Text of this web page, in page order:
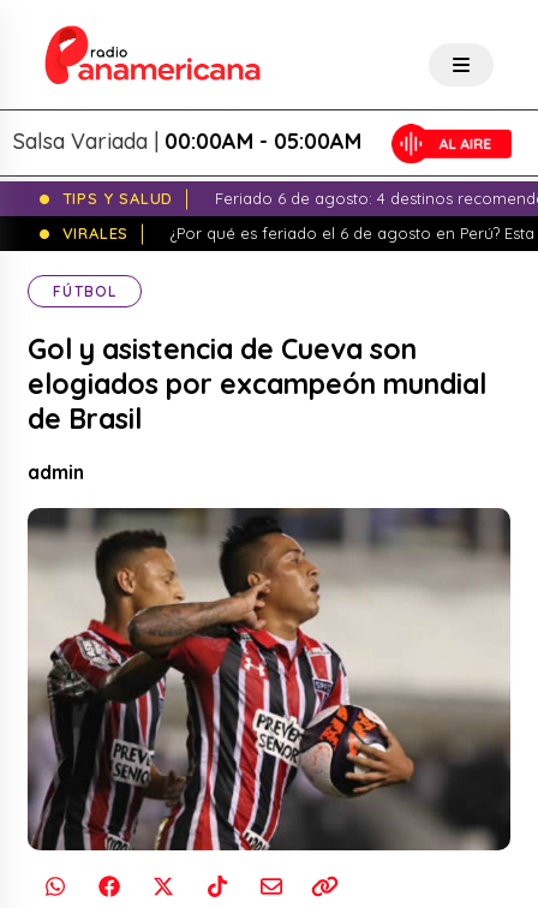
Variada |00:00AM - 05:00AM
TIPS Y SALUD
Feriado 6 de agosto: 4 destinos
VIRALES
¿Por qué es feriado el 6 de agosto en Perú?
FÚTBOL
Gol y asistencia de Cueva son
elogiados por excampeón mundial
de Brasil
admin